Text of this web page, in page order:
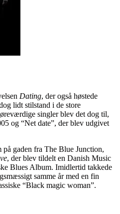
Dating, der også høstede
lidt stilstand i de store
singler blev det dog til,
og “Net date”, der blev udgivet
gaden fra The Blue Junction,
, der blev tildelt en Danish Music
Blues Album. Imidlertid takkede
samme år med en fin
“Black magic woman”.